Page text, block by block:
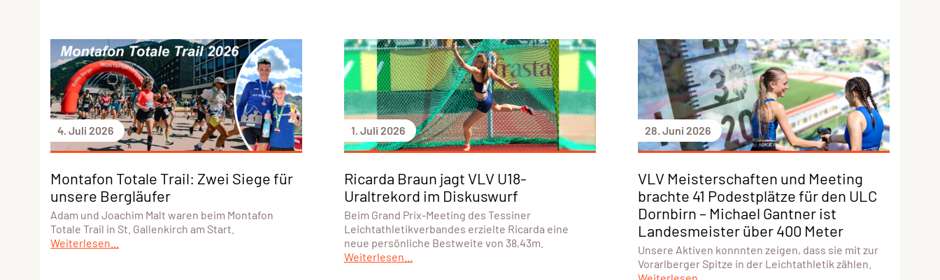
4. Juli 2026
Montafon Totale Trail: Zwei Siege für
unsere Bergläufer
Adam und Joachim Malt waren beim Montafon
Totale Trail in St. Gallenkirch am Start.
Weiterlesen...
1. Juli 2026
Ricarda Braun jagt VLV U18-
Uraltrekord im Diskuswurf
Beim Grand Prix-Meeting des Tessiner
Leichtathletikverbandes erzielte Ricarda eine
neue persönliche Bestweite von 38,43m.
Weiterlesen...
28. Juni 2026
VLV Meisterschaften und Meeting
brachte 41 Podestplätze für den ULC
Dornbirn – Michael Gantner ist
Landesmeister über 400 Meter
Unsere Aktiven konnnten zeigen, dass sie mit zur
Vorarlberger Spitze in der Leichtathletik zählen.